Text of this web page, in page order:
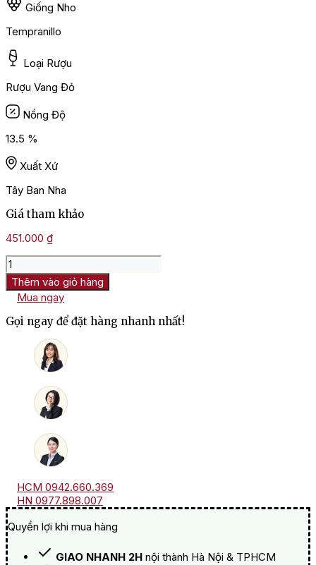
Giống Nho
Tempranillo
Loại Rượu
Rượu Vang Đỏ
Nồng Độ
13.5 %
Xuất Xứ
Tây Ban Nha
Giá tham khảo
451.000 ₫
Rượu
Vang
Marques
De
Riscal
Proximo
Thêm vào giỏ hàng
Mua ngay
Gọi ngay để đặt hàng nhanh nhất!
HCM 0942.660.369
HN 0977.898.007
Quyền lợi khi mua hàng
GIAO NHANH 2H nội thành Hà Nội & TPHCM